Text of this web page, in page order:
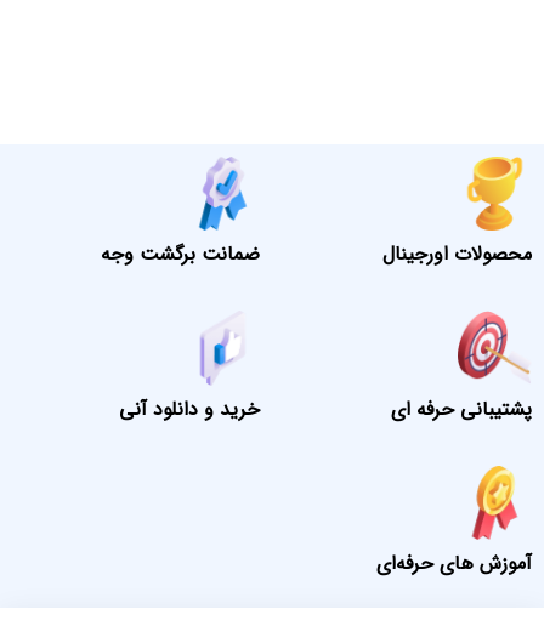
محصولات اورجینال ضمانت برگشت وجه
پشتیبانی حرفه ای خرید و دانلود آنی
آموزش های حرفه‌ای